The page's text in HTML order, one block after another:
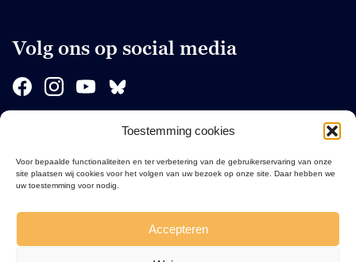
Toestemming cookies
Voor bepaalde functionaliteiten en ter verbetering van de gebruikerservaring van onze
site plaatsen wij cookies voor het volgen van uw bezoek op onze site. Daar hebben we
uw toestemming voor nodig.
Accepteren
Volg ons op social media